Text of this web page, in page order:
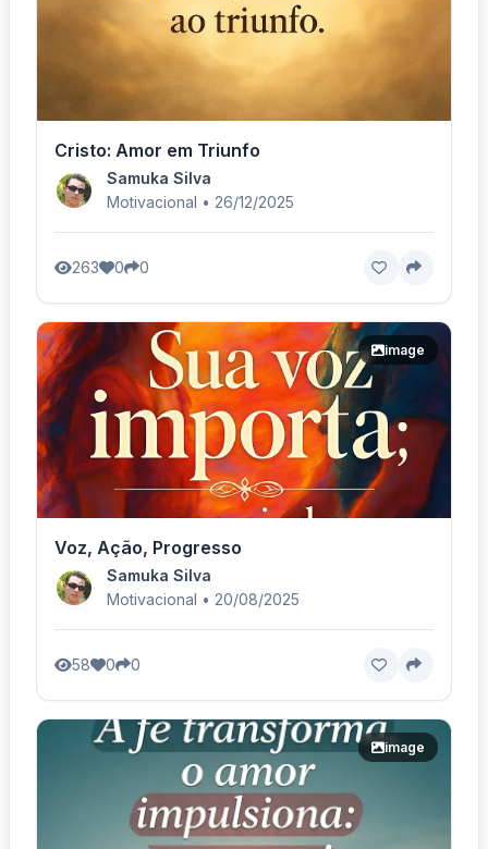
Cristo: Amor em Triunfo
Samuka Silva
Motivacional • 26/12/2025
263 0 0
image
Voz, Ação, Progresso
Samuka Silva
Motivacional • 20/08/2025
58 0 0
image